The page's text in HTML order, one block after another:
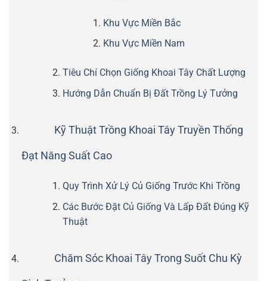
Khu Vực Miền Bắc
Khu Vực Miền Nam
Tiêu Chí Chọn Giống Khoai Tây Chất Lượng
Hướng Dẫn Chuẩn Bị Đất Trồng Lý Tưởng
Kỹ Thuật Trồng Khoai Tây Truyền Thống
Đạt Năng Suất Cao
Quy Trình Xử Lý Củ Giống Trước Khi Trồng
Các Bước Đặt Củ Giống Và Lấp Đất Đúng Kỹ
Thuật
Chăm Sóc Khoai Tây Trong Suốt Chu Kỳ